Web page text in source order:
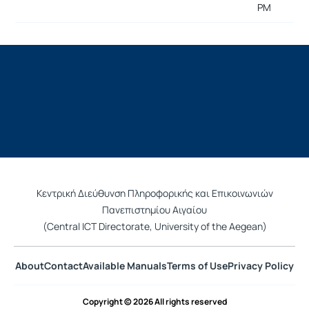
PM
Κεντρική Διεύθυνση Πληροφορικής και Επικοινωνιών
Πανεπιστημίου Αιγαίου
(Central ICT Directorate, University of the Aegean)
AboutContactAvailable ManualsTerms of UsePrivacy Policy
Copyright © 2026 All rights reserved